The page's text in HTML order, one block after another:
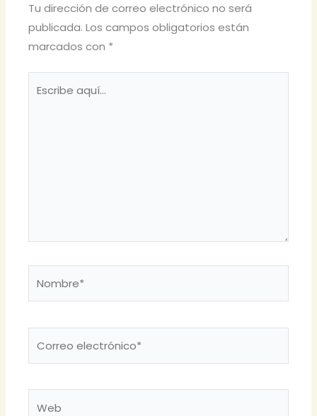
Tu dirección de correo electrónico no será
publicada. Los campos obligatorios están
marcados con *